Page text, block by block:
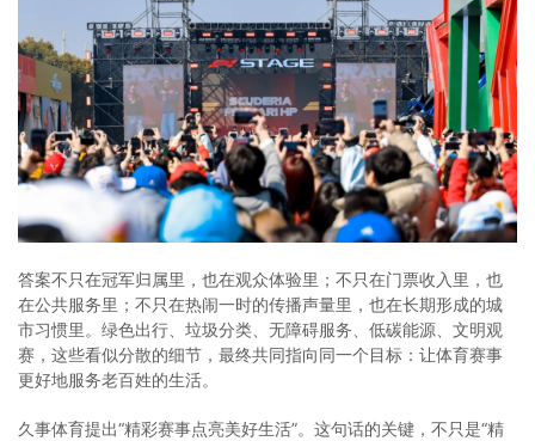
答案不只在冠军归属里，也在观众体验里；不只在门票收入里，也
在公共服务里；不只在热闹一时的传播声量里，也在长期形成的城
市习惯里。绿色出行、垃圾分类、无障碍服务、低碳能源、文明观
赛，这些看似分散的细节，最终共同指向同一个目标：让体育赛事
更好地服务老百姓的生活。
久事体育提出“精彩赛事点亮美好生活”。这句话的关键，不只是“精